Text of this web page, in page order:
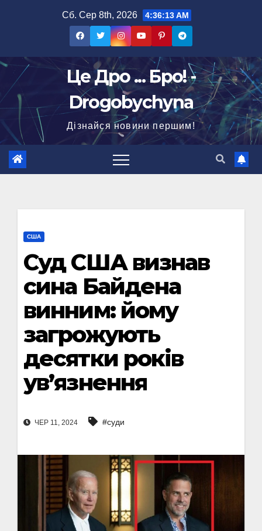
Сб. Сер 8th, 2026 4:36:14 AM
Це Дро ... Бро! -
Drogobychyna
Дізнайся новини першим!
США
Суд США визнав
сина Байдена
винним: йому
загрожують
десятки років
ув’язнення
ЧЕР 11, 2024 #суди